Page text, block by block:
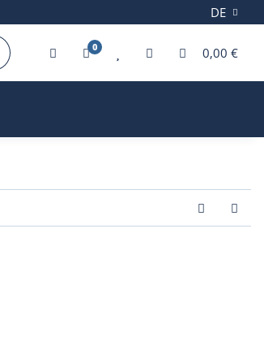
DE
0 0,00 €